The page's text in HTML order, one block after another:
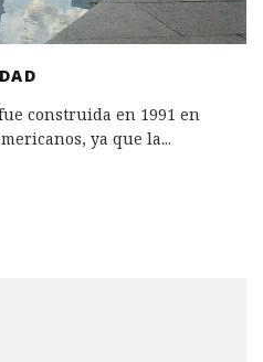
construida en 1991 en
ya que la...